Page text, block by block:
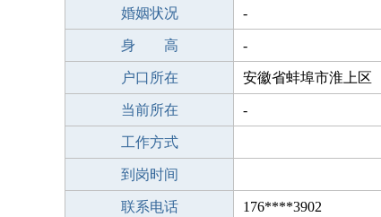
婚姻状况 -
身 高 -
户口所在 安徽省蚌埠市淮上区
当前所在 -
工作方式
到岗时间
联系电话 176****3902